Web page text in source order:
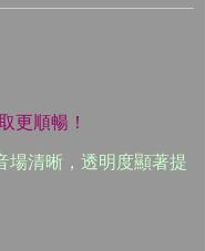
更順暢！
場清晰，透明度顯著提